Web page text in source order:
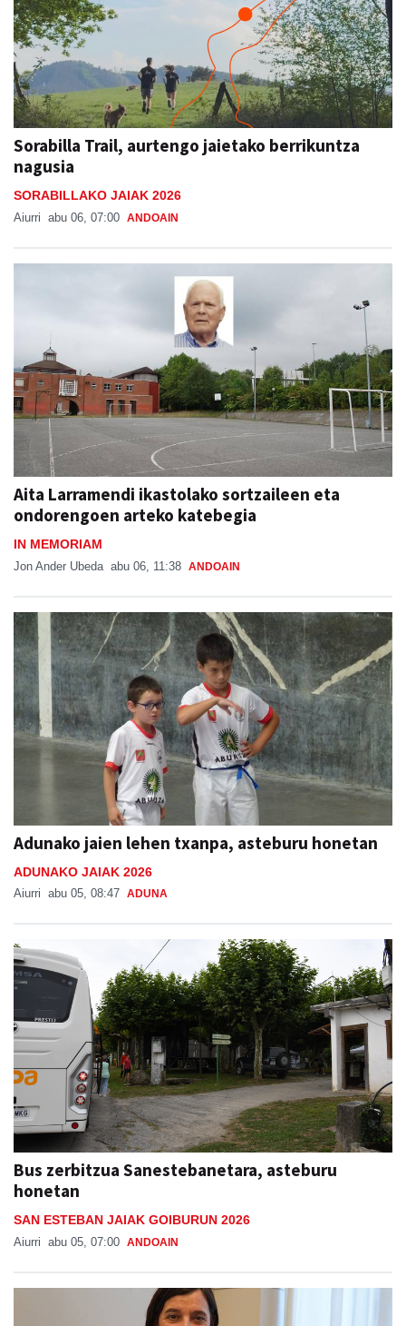
Sorabilla Trail, aurtengo jaietako berrikuntza
nagusia
SORABILLAKO JAIAK 2026
Aiurri abu 06, 07:00 ANDOAIN
Aita Larramendi ikastolako sortzaileen eta
ondorengoen arteko katebegia
IN MEMORIAM
Jon Ander Ubeda abu 06, 11:38 ANDOAIN
Adunako jaien lehen txanpa, asteburu honetan
ADUNAKO JAIAK 2026
Aiurri abu 05, 08:47 ADUNA
Bus zerbitzua Sanestebanetara, asteburu
honetan
SAN ESTEBAN JAIAK GOIBURUN 2026
Aiurri abu 05, 07:00 ANDOAIN